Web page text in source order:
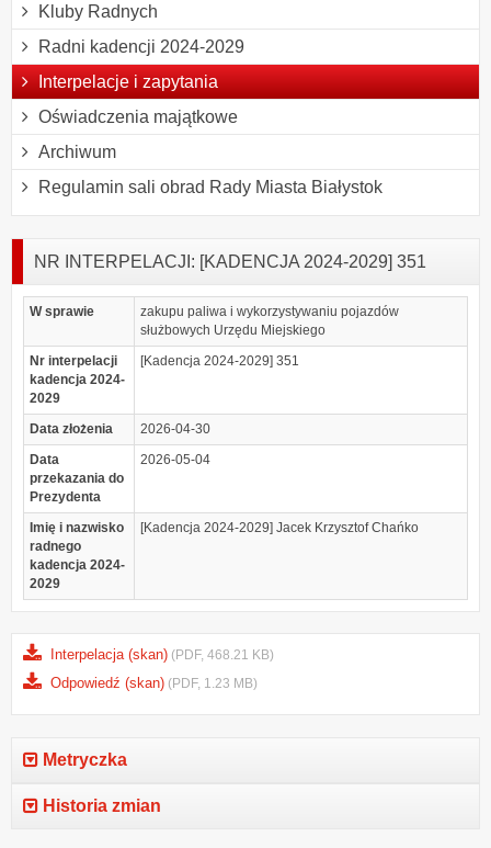
Kluby Radnych
Radni kadencji 2024-2029
Interpelacje i zapytania
Oświadczenia majątkowe
Archiwum
Regulamin sali obrad Rady Miasta Białystok
NR INTERPELACJI: [KADENCJA 2024-2029] 351
W sprawie
zakupu paliwa i wykorzystywaniu pojazdów
służbowych Urzędu Miejskiego
Nr interpelacji
kadencja 2024-
2029
[Kadencja 2024-2029] 351
Data złożenia
2026-04-30
Data
przekazania do
Prezydenta
2026-05-04
Imię i nazwisko
radnego
kadencja 2024-
2029
[Kadencja 2024-2029] Jacek Krzysztof Chańko
Interpelacja (skan) (PDF, 468.21 KB)
Odpowiedź (skan) (PDF, 1.23 MB)
Metryczka
Historia zmian